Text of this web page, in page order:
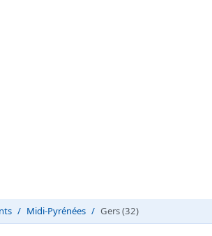
Midi-Pyrénées Gers (32)